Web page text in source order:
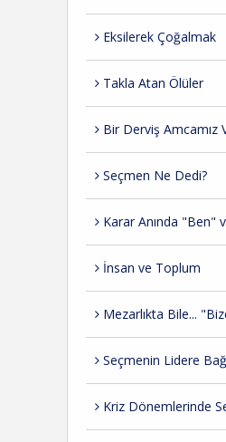
Eksilerek Çoğalmak
Takla Atan Ölüler
Bir Derviş Amcamız
Seçmen Ne Dedi?
Karar Anında "Ben"
İnsan ve Toplum
Mezarlıkta Bile...
Seçmenin Lidere
Kriz Dönemlerinde